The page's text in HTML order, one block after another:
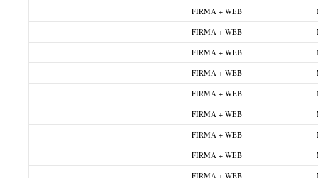
FIRMA + WEB
FIRMA + WEB
FIRMA + WEB
FIRMA + WEB
FIRMA + WEB
FIRMA + WEB
FIRMA + WEB
FIRMA + WEB
FIRMA + WEB